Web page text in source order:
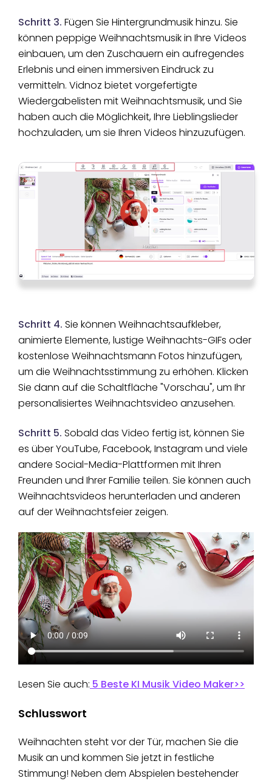
Schritt 3. Fügen Sie Hintergrundmusik hinzu. Sie
können peppige Weihnachtsmusik in Ihre Videos
einbauen, um den Zuschauern ein aufregendes
Erlebnis und einen immersiven Eindruck zu
vermitteln. Vidnoz bietet vorgefertigte
Wiedergabelisten mit Weihnachtsmusik, und Sie
haben auch die Möglichkeit, Ihre Lieblingslieder
hochzuladen, um sie Ihren Videos hinzuzufügen.
Schritt 4. Sie können Weihnachtsaufkleber,
animierte Elemente, lustige Weihnachts-GIFs oder
kostenlose Weihnachtsmann Fotos hinzufügen,
um die Weihnachtsstimmung zu erhöhen. Klicken
Sie dann auf die Schaltfläche "Vorschau", um Ihr
personalisiertes Weihnachtsvideo anzusehen.
Schritt 5. Sobald das Video fertig ist, können Sie
es über YouTube, Facebook, Instagram und viele
andere Social-Media-Plattformen mit Ihren
Freunden und Ihrer Familie teilen. Sie können auch
Weihnachtsvideos herunterladen und anderen
auf der Weihnachtsfeier zeigen.
Lesen Sie auch: 5 Beste KI Musik Video Maker>>
Schlusswort
Weihnachten steht vor der Tür, machen Sie die
Musik an und kommen Sie jetzt in festliche
Stimmung! Neben dem Abspielen bestehender